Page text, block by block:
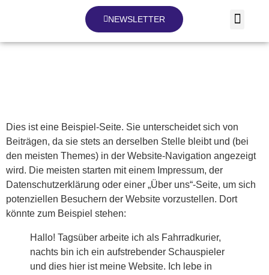
NEWSLETTER
Dies ist eine Beispiel-Seite. Sie unterscheidet sich von
Beiträgen, da sie stets an derselben Stelle bleibt und (bei
den meisten Themes) in der Website-Navigation angezeigt
wird. Die meisten starten mit einem Impressum, der
Datenschutzerklärung oder einer „Über uns“-Seite, um sich
potenziellen Besuchern der Website vorzustellen. Dort
könnte zum Beispiel stehen:
Hallo! Tagsüber arbeite ich als Fahrradkurier,
nachts bin ich ein aufstrebender Schauspieler
und dies hier ist meine Website. Ich lebe in